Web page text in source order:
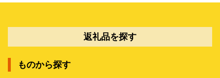
返礼品を探す
ものから探す